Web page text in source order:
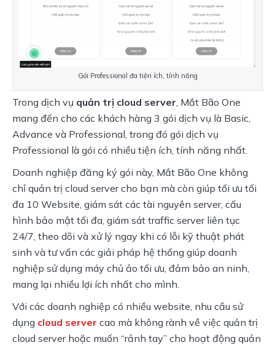
Gói Professional đa tiện ích, tính năng
Trong dịch vụ quản trị cloud server , Mắt Bão One
mang đến cho các khách hàng 3 gói dịch vụ là Basic,
Advance và Professional, trong đó gói dịch vụ
Professional là gói có nhiều tiện ích, tính năng nhất.
Doanh nghiệp đăng ký gói này, Mắt Bão One không
chỉ quản trị cloud server cho bạn mà còn giúp tối ưu tối
đa 10 Website, giám sát các tài nguyên server, cấu
hình bảo mật tối đa, giám sát traffic server liên tục
24/7, theo dõi và xử lý ngay khi có lỗi kỹ thuật phát
sinh và tư vấn các giải pháp hệ thống giúp doanh
nghiệp sử dụng máy chủ ảo tối ưu, đảm bảo an ninh,
mang lại nhiều lợi ích nhất cho mình.
Với các doanh nghiệp có nhiều website, nhu cầu sử
dụng cloud server cao mà không rành về việc quản trị
cloud server hoặc muốn “rảnh tay” cho hoạt động quản